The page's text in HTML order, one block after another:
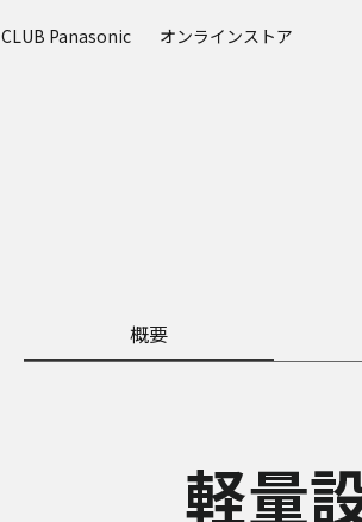
CLUB Panasonic オンラインストア
概要